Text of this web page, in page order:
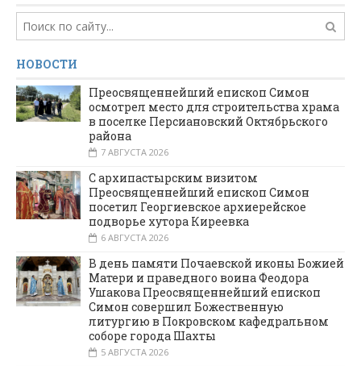
НОВОСТИ
Преосвященнейший епископ Симон
осмотрел место для строительства храма
в поселке Персиановский Октябрьского
района
7 АВГУСТА 2026
С архипастырским визитом
Преосвященнейший епископ Симон
посетил Георгиевское архиерейское
подворье хутора Киреевка
6 АВГУСТА 2026
В день памяти Почаевской иконы Божией
Матери и праведного воина Феодора
Ушакова Преосвященнейший епископ
Симон совершил Божественную
литургию в Покровском кафедральном
соборе города Шахты
5 АВГУСТА 2026